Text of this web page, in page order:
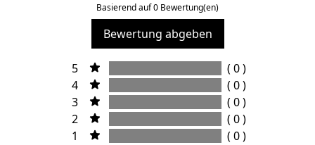
Basierend auf 0 Bewertung(en)
Bewertung abgeben
5
( 0 )
4
( 0 )
3
( 0 )
2
( 0 )
1
( 0 )